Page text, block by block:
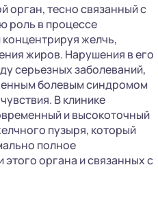
орган, тесно связанный с
роль в процессе
желчь,
жиров. Нарушения в его
серьезных заболеваний,
болевым синдромом
В клинике
и высокоточный
пузыря, который
полное
органа и связанных с